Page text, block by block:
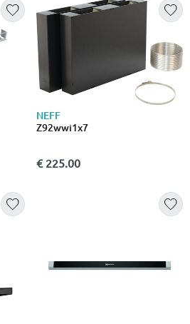
NEFF
Z92wwi1x7
€ 225.00